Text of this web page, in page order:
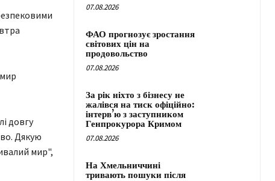
довгу
Дякую
мир",
07.08.2026
ФАО прогнозує зростання
світових цін на
продовольство
07.08.2026
За рік ніхто з бізнесу не
жалівся на тиск офіційно:
інтерв’ю з заступником
Генпрокурора Кримом
07.08.2026
На Хмельниччині
тривають пошуки після